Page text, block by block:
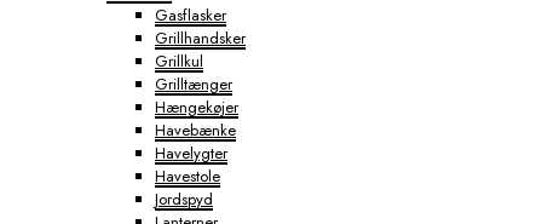
Gasflasker
Grillhandsker
Grillkul
Grilltænger
Hængekøjer
Havebænke
Havelygter
Havestole
Jordspyd